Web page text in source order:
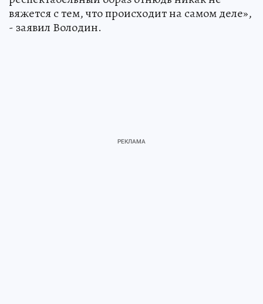
вяжется с тем, что происходит на самом деле»,
- заявил Володин.